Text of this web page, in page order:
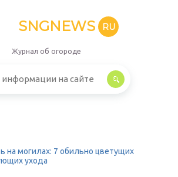
SNGNEWS RU
Журнал об огороде
на могилах: 7 обильно цветущих
ухода